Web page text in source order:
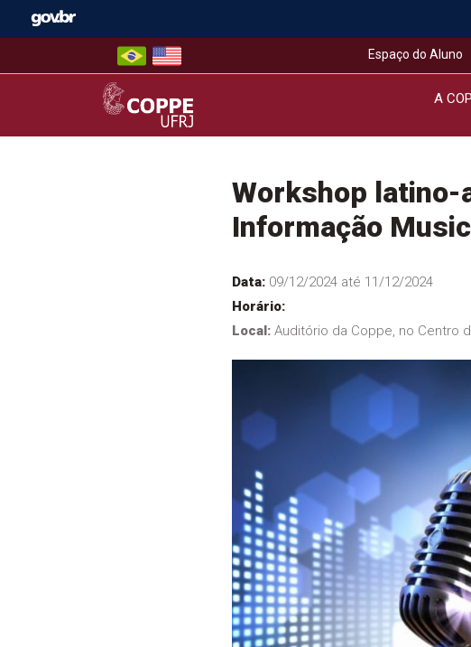
Espaço do Aluno
COPPE – UFRJ
A
Workshop latino-
Informação
Data:09/12/2024 até 11/12/2024
Horário:
Local:Auditório da Coppe, no Centro